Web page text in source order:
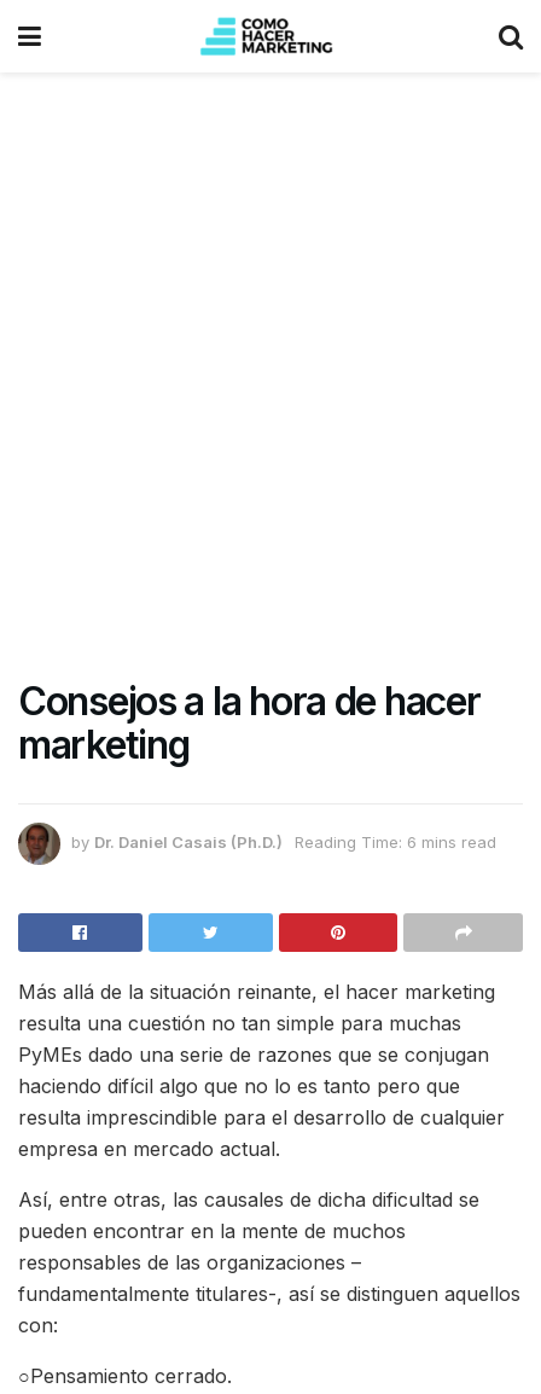
Consejos a la hora de hacer
marketing
by Dr. Daniel Casais (Ph.D.) Reading Time: 6 mins read
Más allá de la situación reinante, el hacer marketing
resulta una cuestión no tan simple para muchas
PyMEs dado una serie de razones que se conjugan
haciendo difícil algo que no lo es tanto pero que
resulta imprescindible para el desarrollo de cualquier
empresa en mercado actual.
Así, entre otras, las causales de dicha dificultad se
pueden encontrar en la mente de muchos
responsables de las organizaciones –
fundamentalmente titulares-, así se distinguen aquellos
con:
○Pensamiento cerrado.